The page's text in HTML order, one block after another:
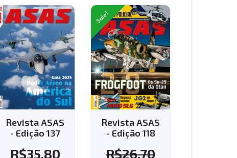
Sale!
Revista ASAS
- Edição 118
R$26.70
Revista ASAS
- Edição 143 -
cupom "143" e